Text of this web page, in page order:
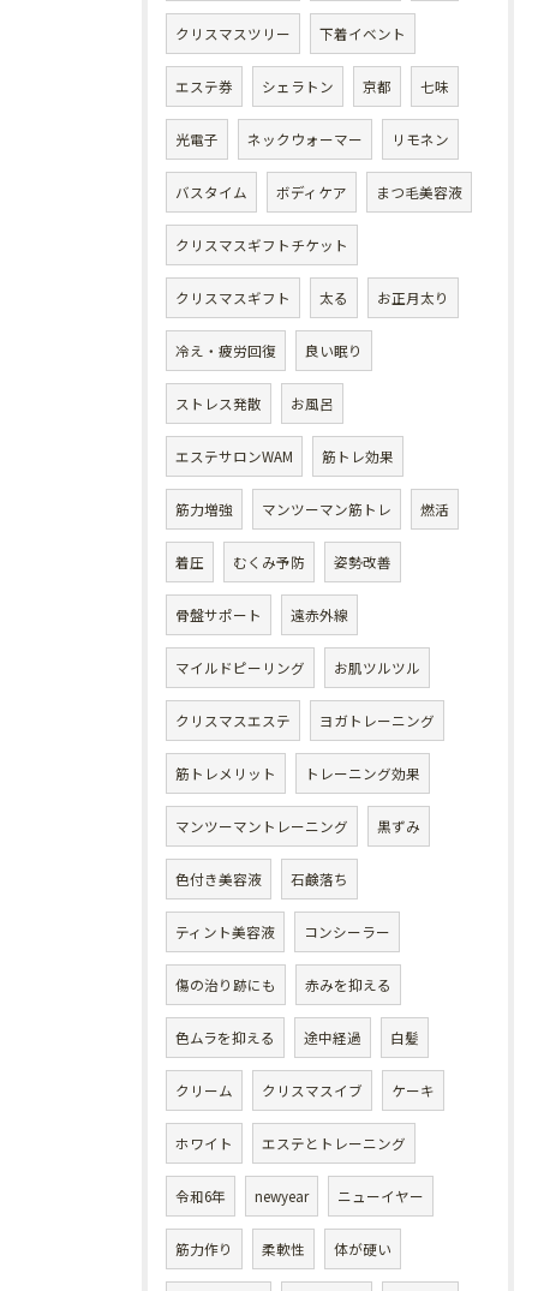
クリスマスツリー 下着イベント
エステ券 シェラトン 京都 七味
光電子 ネックウォーマー リモネン
バスタイム ボディケア まつ毛美容液
クリスマスギフトチケット
クリスマスギフト 太る お正月太り
冷え・疲労回復 良い眠り
ストレス発散 お風呂
エステサロンWAM 筋トレ効果
筋力増強 マンツーマン筋トレ 燃活
着圧 むくみ予防 姿勢改善
骨盤サポート 遠赤外線
マイルドピーリング お肌ツルツル
クリスマスエステ ヨガトレーニング
筋トレメリット トレーニング効果
マンツーマントレーニング 黒ずみ
色付き美容液 石鹸落ち
ティント美容液 コンシーラー
傷の治り跡にも 赤みを抑える
色ムラを抑える 途中経過 白髪
クリーム クリスマスイブ ケーキ
ホワイト エステとトレーニング
令和6年 newyear ニューイヤー
筋力作り 柔軟性 体が硬い